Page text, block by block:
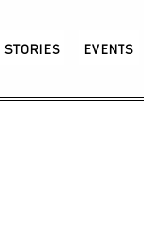
STORIES EVENTS